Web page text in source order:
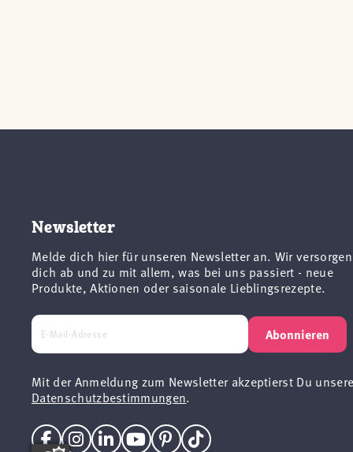
Newsletter
Melde dich hier für unseren Newsletter an. Wir versorgen
dich ab und zu mit allem, was bei uns passiert - neue
Produkte, Aktionen oder saisonale Lieblingsrezepte.
Abonnieren
Mit der Anmeldung zum Newsletter akzeptierst Du
Datenschutzbestimmungen.